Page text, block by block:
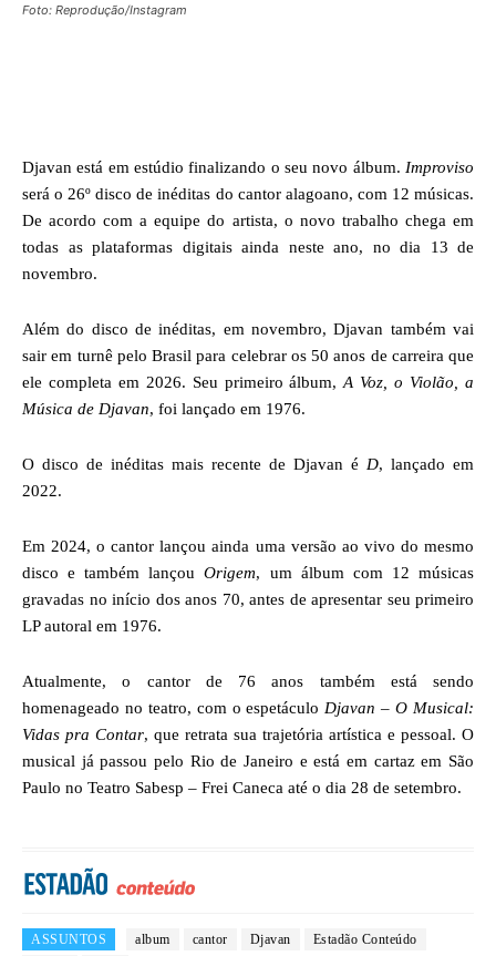
Foto: Reprodução/Instagram
Djavan está em estúdio finalizando o seu novo álbum. Improviso
será o 26º disco de inéditas do cantor alagoano, com 12 músicas.
De acordo com a equipe do artista, o novo trabalho chega em
todas as plataformas digitais ainda neste ano, no dia 13 de
novembro.
Além do disco de inéditas, em novembro, Djavan também vai
sair em turnê pelo Brasil para celebrar os 50 anos de carreira que
ele completa em 2026. Seu primeiro álbum,A Voz, o Violão, a
Música de Djavan, foi lançado em 1976.
O disco de inéditas mais recente de Djavan é D, lançado em
2022.
Em 2024, o cantor lançou ainda uma versão ao vivo do mesmo
disco e também lançouOrigem, um álbum com 12 músicas
gravadas no início dos anos 70, antes de apresentar seu primeiro
LP autoral em 1976.
Atualmente, o cantor de 76 anos também está sendo
homenageado no teatro, com o espetáculo Djavan – O Musical:
Vidas pra Contar, que retrata sua trajetória artística e pessoal. O
musical já passou pelo Rio de Janeiro e está em cartaz em São
Paulo no Teatro Sabesp – Frei Caneca até o dia 28 de setembro.
ASSUNTOS album cantor Djavan
Estadão Conteúdo